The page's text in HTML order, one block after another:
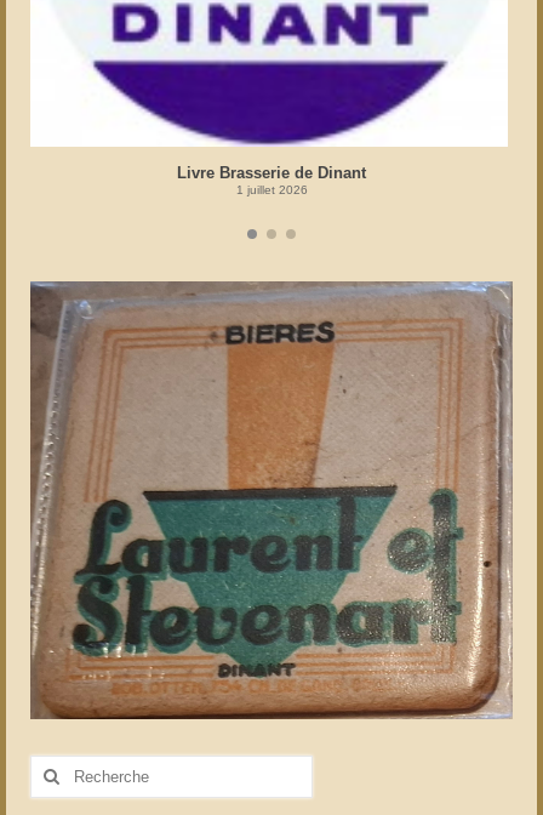
Livre Brasserie de Dinant
1 juillet 2026
Rechercher